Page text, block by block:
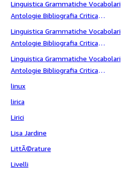
letterari Dialetti universo
Linguistica Grammatiche Vocabolari
Antologie Bibliografia Critica
letteraria Storia letteraria Saggi
letterari Dialetti vita intima e
Linguistica Grammatiche Vocabolari
Antologie Bibliografia Critica
letteraria Storia letteraria Saggi
letterari Dialetti vita pubblica
Linguistica Grammatiche Vocabolari
Antologie Bibliografia Critica
letteraria Storia letteraria Saggi
Shakespeare
linux
lirica
Lirici
Lisa Jardine
LittÃ©rature
Livelli